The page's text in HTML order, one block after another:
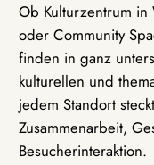
Ob Kulturzentrum
oder Community
finden in ganz
kulturellen und
jedem Standort
Zusammenarbeit,
Besucherinteraktion.